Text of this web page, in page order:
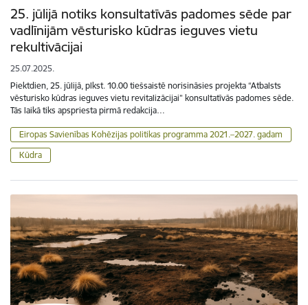
25. jūlijā notiks konsultatīvās padomes sēde par
vadlīnijām vēsturisko kūdras ieguves vietu
rekultivācijai
25.07.2025.
Piektdien, 25. jūlijā, plkst. 10.00 tiešsaistē norisināsies projekta “Atbalsts
vēsturisko kūdras ieguves vietu revitalizācijai” konsultatīvās padomes sēde.
Tās laikā tiks apspriesta pirmā redakcija…
Eiropas Savienības Kohēzijas politikas programma 2021.–2027. gadam
Kūdra